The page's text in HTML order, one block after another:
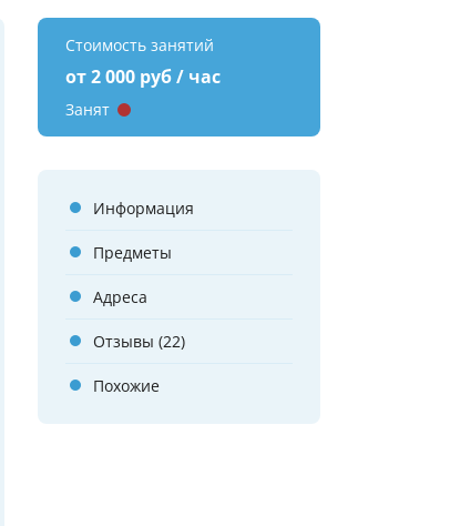
Стоимость занятий
от 2 000 руб / час
Занят
Информация
Предметы
Адреса
Отзывы (22)
Похожие